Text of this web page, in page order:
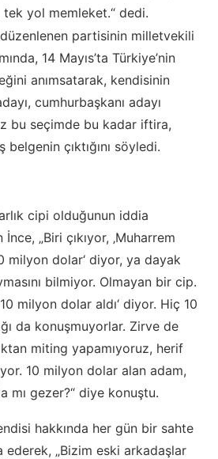
yol memleket.“ dedi.
partisinin milletvekili
14 Mayıs’ta Türkiye’nin
anımsatarak, kendisinin
cumhurbaşkanı adayı
bu seçimde bu kadar iftira,
çıktığını söyledi.
cipi olduğunun iddia
„Biri çıkıyor, ‚Muharrem
milyon dolar‘ diyor, ya dayak
bilmiyor. Olmayan bir cip.
milyon dolar aldı‘ diyor. Hiç 10
da konuşmuyorlar. Zirve de
miting yapamıyoruz, herif
10 milyon dolar alan adam,
mı gezer?“ diye konuştu.
hakkında her gün bir sahte
„Bizim eski arkadaşlar